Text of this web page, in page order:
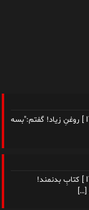
هادی احمدی (سروش): [ نویسنده، شاعر و مدرس ITIL ] روغنِ زیاد! گفتم:"بسه
هادی احمدی (سروش): [ نویسنده، شاعر و مدرس ITIL ] کتابِ بدنمند!
[…]